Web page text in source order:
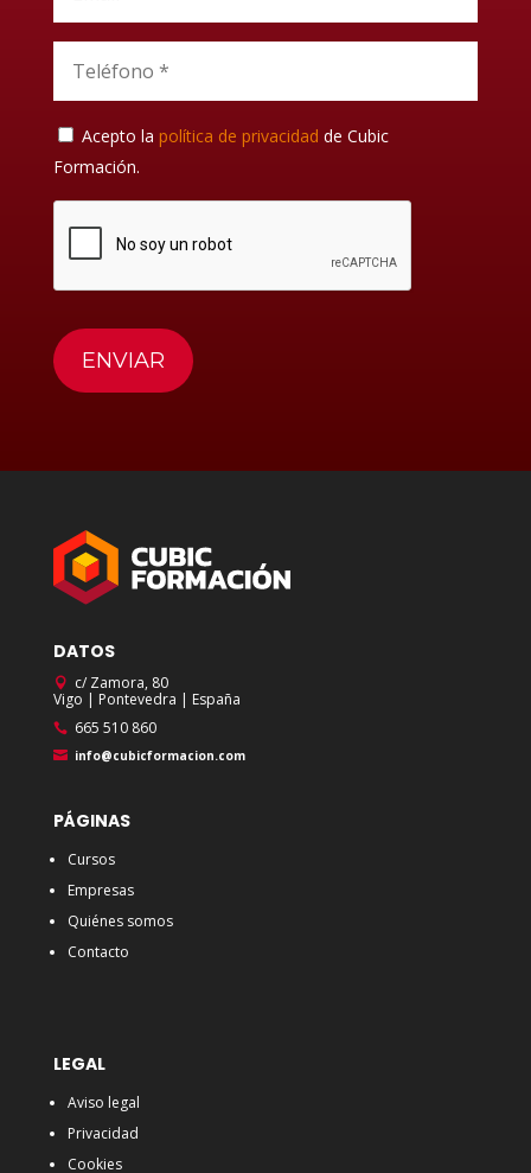
Acepto la política de privacidad de Cubic
Formación.
DATOS
c/ Zamora, 80
Vigo | Pontevedra | España
665 510 860
info@cubicformacion.com
PÁGINAS
Cursos
Empresas
Quiénes somos
Contacto
LEGAL
Aviso legal
Privacidad
Cookies